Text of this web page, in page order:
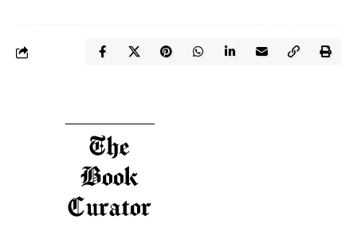
The
Book
Curator